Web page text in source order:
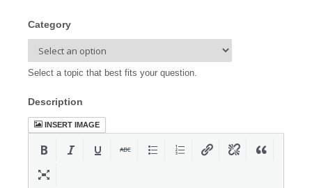
Category
Select a topic that best fits your question.
Description
INSERT IMAGE